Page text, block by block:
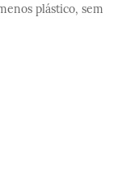
plástico, sem